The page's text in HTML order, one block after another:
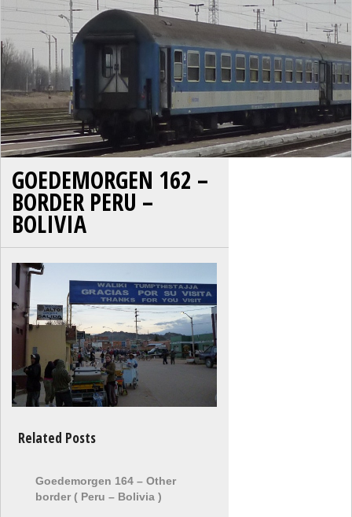
GOEDEMORGEN 162 –
BORDER PERU –
BOLIVIA
Related Posts
Goedemorgen 164 – Other
border ( Peru – Bolivia )